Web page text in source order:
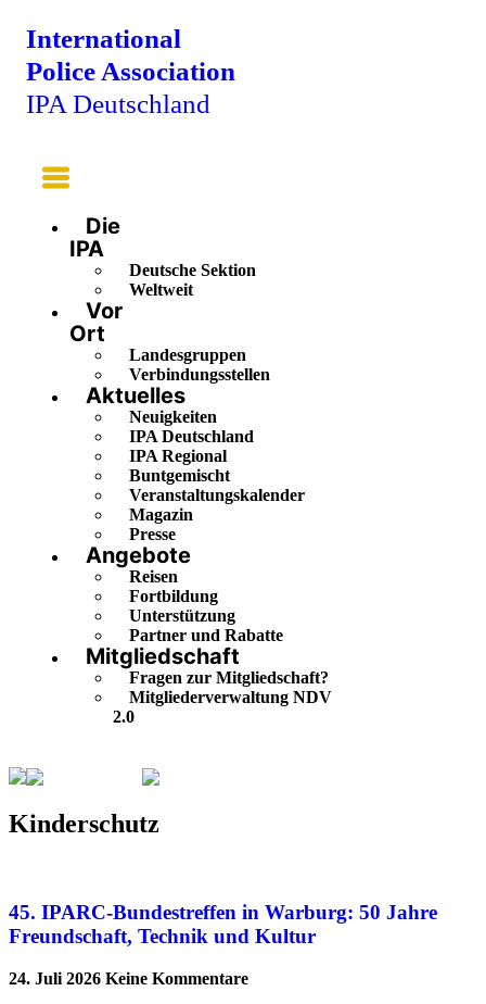
International
Police Association
IPA Deutschland
Main
Menu
Die
IPA
Deutsche Sektion
Weltweit
Vor
Ort
Landesgruppen
Verbindungsstellen
Aktuelles
Neuigkeiten
IPA Deutschland
IPA Regional
Buntgemischt
Veranstaltungskalender
Magazin
Presse
Angebote
Reisen
Fortbildung
Unterstützung
Partner und Rabatte
Mitgliedschaft
Fragen zur Mitgliedschaft?
Mitgliederverwaltung NDV
2.0
Kinderschutz
45. IPARC-Bundestreffen in Warburg: 50 Jahre
Freundschaft, Technik und Kultur
24. Juli 2026 Keine Kommentare